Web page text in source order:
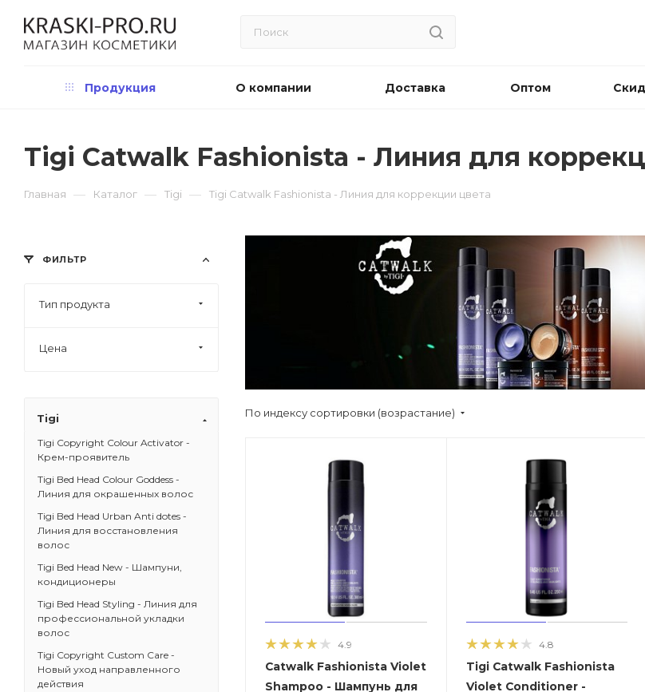
Продукция О компании Доставка Оптом
Tigi Catwalk Fashionista - Линия для
Главная — Каталог — Tigi — Tigi Catwalk Fashionista - Линия для коррекции цвета
По индексу сортировки (возрастание)
4.9
Catwalk Fashionista Violet
Shampoo - Шампунь для
4.8
Tigi Catwalk Fashionista
Violet Conditioner -
ФИЛЬТР
Тип продукта
Цена
Tigi
Tigi Copyright Colour Activator -
Крем-проявитель
Tigi Bed Head Colour Goddess -
Линия для окрашенных волос
Tigi Bed Head Urban Anti dotes -
Линия для восстановления
волос
Tigi Bed Head New - Шампуни,
кондиционеры
Tigi Bed Head Styling - Линия для
профессиональной укладки
волос
Tigi Copyright Custom Care -
Новый уход направленного
действия